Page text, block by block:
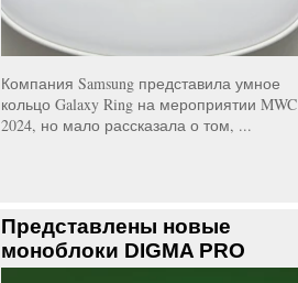
Компания Samsung представила умное
кольцо Galaxy Ring на мероприятии MWC
2024, но мало рассказала о том, ...
Представлены новые
моноблоки DIGMA PRO